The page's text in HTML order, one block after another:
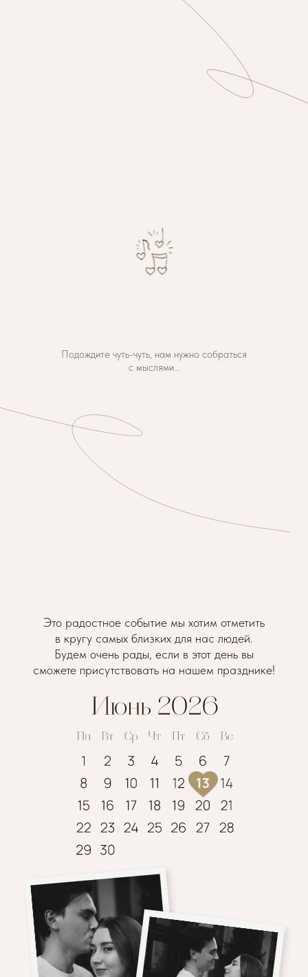
Подождите чуть-чуть, нам нужно собраться
с мыслями...
Нажмите на play и листайте ниже.
Погрузитесь в настроение нашего торжества.
нашем празднике!
Это радостное событие мы хотим отметить
в кругу самых близких для нас людей.
Будем очень рады, если в этот день вы
сможете присутствовать на нашем празднике!